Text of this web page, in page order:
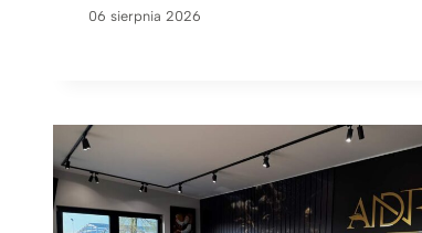
06 sierpnia 2026